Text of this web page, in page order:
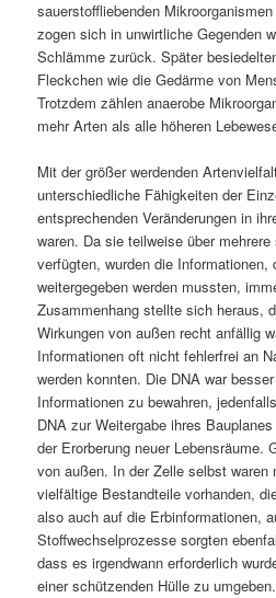
sauerstoffliebenden
zogen sich in unwirtliche Gegenden
Schlämme zurück. Später
Fleckchen wie die Gedärme von
Trotzdem zählen anaerobe
mehr Arten als alle höheren
Mit der größer werdenden
unterschiedliche Fähigkeiten der
entsprechenden Veränderungen in
waren. Da sie teilweise über
verfügten, wurden die Informationen,
weitergegeben werden mussten,
Zusammenhang stellte sich heraus,
Wirkungen von außen recht anfällig
Informationen oft nicht fehlerfrei an
werden konnten. Die DNA war
Informationen zu bewahren,
DNA zur Weitergabe ihres
der Erorberung neuer Lebensräume.
von außen. In der Zelle selbst waren
vielfältige Bestandteile vorhanden,
also auch auf die Erbinformationen,
Stoffwechselprozesse sorgten
dass es irgendwann erforderlich
einer schützenden Hülle zu